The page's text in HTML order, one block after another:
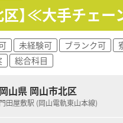
囲のスタッフと円滑に連携
人特徴について】
プライム上場のスズケン
、介護、流通を網羅する
な店舗展開は行わない健
定される業務内容】
方箋に基づく外来調剤や
子天秤一体型鑑査システ
区】≪大手チェ
未経験可 ブランク可
総合科目
岡山県 岡山市北区
門田屋敷駅 (岡山電軌東山本線)